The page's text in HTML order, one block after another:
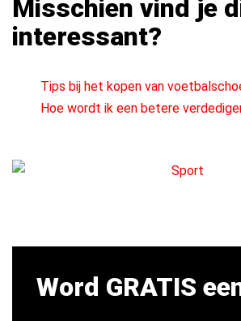
Misschien vind je
interessant?
Tips bij het kopen van
Hoe wordt ik een betere
Word GRATIS